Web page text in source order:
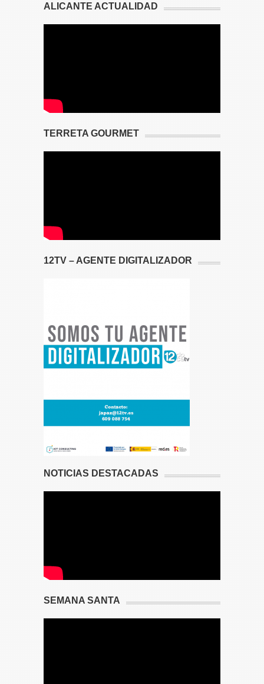
ALICANTE ACTUALIDAD
TERRETA GOURMET
12TV – AGENTE DIGITALIZADOR
NOTICIAS DESTACADAS
SEMANA SANTA